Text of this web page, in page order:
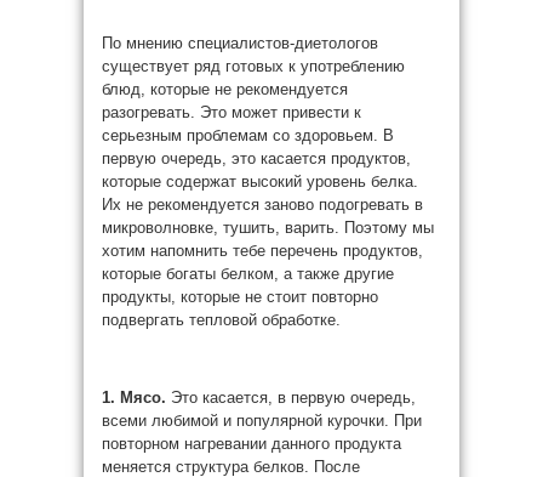
По мнению специалистов-диетологов
существует ряд готовых к употреблению
блюд, которые не рекомендуется
разогревать. Это может привести к
серьезным проблемам со здоровьем. В
первую очередь, это касается продуктов,
которые содержат высокий уровень белка.
Их не рекомендуется заново подогревать в
микроволновке, тушить, варить. Поэтому мы
хотим напомнить тебе перечень продуктов,
которые богаты белком, а также другие
продукты, которые не стоит повторно
подвергать тепловой обработке.
1. Мясо. Это касается, в первую очередь,
всеми любимой и популярной курочки. При
повторном нагревании данного продукта
меняется структура белков. После